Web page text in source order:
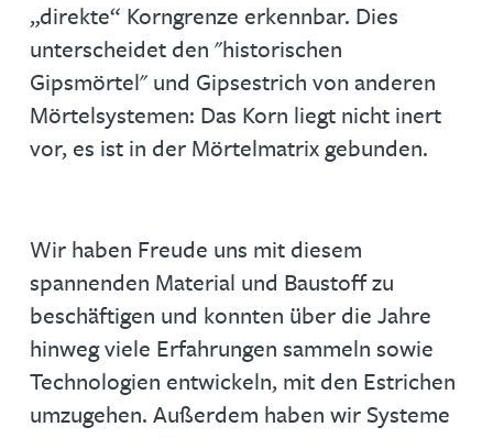
„direkte“ Korngrenze erkennbar. Dies
unterscheidet den "historischen
Gipsmörtel" und Gipsestrich von anderen
Mörtelsystemen: Das Korn liegt nicht inert
vor, es ist in der Mörtelmatrix gebunden.
Wir haben Freude uns mit diesem
spannenden Material und Baustoff zu
beschäftigen und konnten über die Jahre
hinweg viele Erfahrungen sammeln sowie
Technologien entwickeln, mit den Estrichen
umzugehen. Außerdem haben wir Systeme